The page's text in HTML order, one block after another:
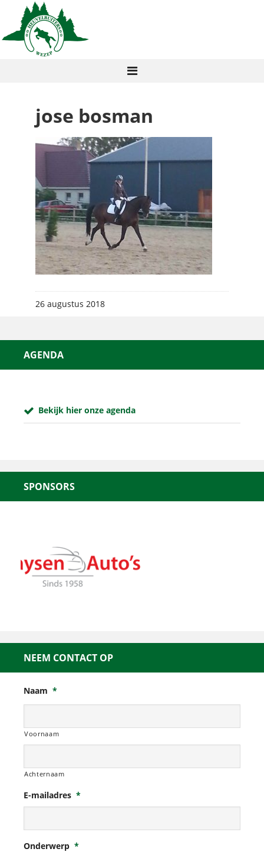
jose bosman
26 augustus 2018
AGENDA
Bekijk hier onze agenda
SPONSORS
NEEM CONTACT OP
Naam *
Voornaam
Achternaam
E-mailadres *
Onderwerp *